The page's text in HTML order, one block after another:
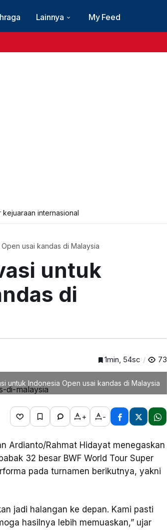
Lainnya My Feed
internasional
usai kandas di Malaysia
untuk
di
1min, 54sc 73
untuk Indonesia Open usai kandas di Malaysia
+ -
Ardianto/Rahmat Hidayat menegaskan
32 besar BWF World Tour Super
pada turnamen berikutnya, yakni
jadi halangan ke depan. Kami pasti
hasilnya lebih memuaskan,” ujar